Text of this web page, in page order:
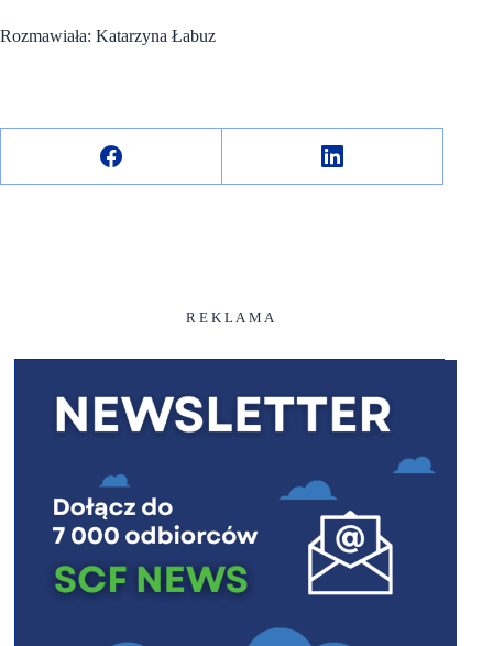
Rozmawiała: Katarzyna Łabuz
R E K L A M A